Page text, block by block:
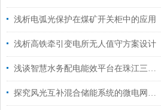
浅析电弧光保护在煤矿开关柜中的应用
浅析高铁牵引变电所无人值守方案设计
浅谈智慧水务配电能效平台在珠江三角洲水资源配置工程中的应用
探究风光互补混合储能系统的微电网优化及电能质量提升